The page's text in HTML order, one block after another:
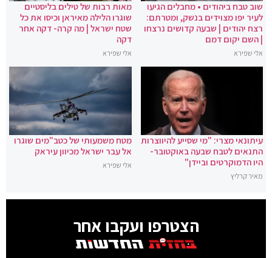
שוב טבח ביהודים • מחבלים הגיעו
לעיר יפו מצוידים בנשק, ומטרתם:
רצח יהודים | שבעה קדושים נרצחו
| השם יקום דמם
אלי שפירא
מאות רבות של טילים בליסטיים
שוגרו הלילה מאיראן וכיסו את כל
שטח ישראל | מה קרה- דקה אחר
דקה
אלי שפירא
עיתונאי מצרי: "מי שסייע להיווצרות
התנאים לטבח שבעה באוקטובר-
היו הדמוקרטים וביידן"
מאיר קרליץ
מטח משמעותי של כטב"מים שוגרו
אל עבר ישראל מכיוון עיראק
אלי שפירא
הצטרפו ועקבו אחר